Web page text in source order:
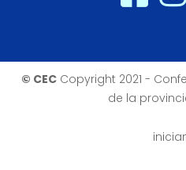
© CECCopyright 2021 -
de la